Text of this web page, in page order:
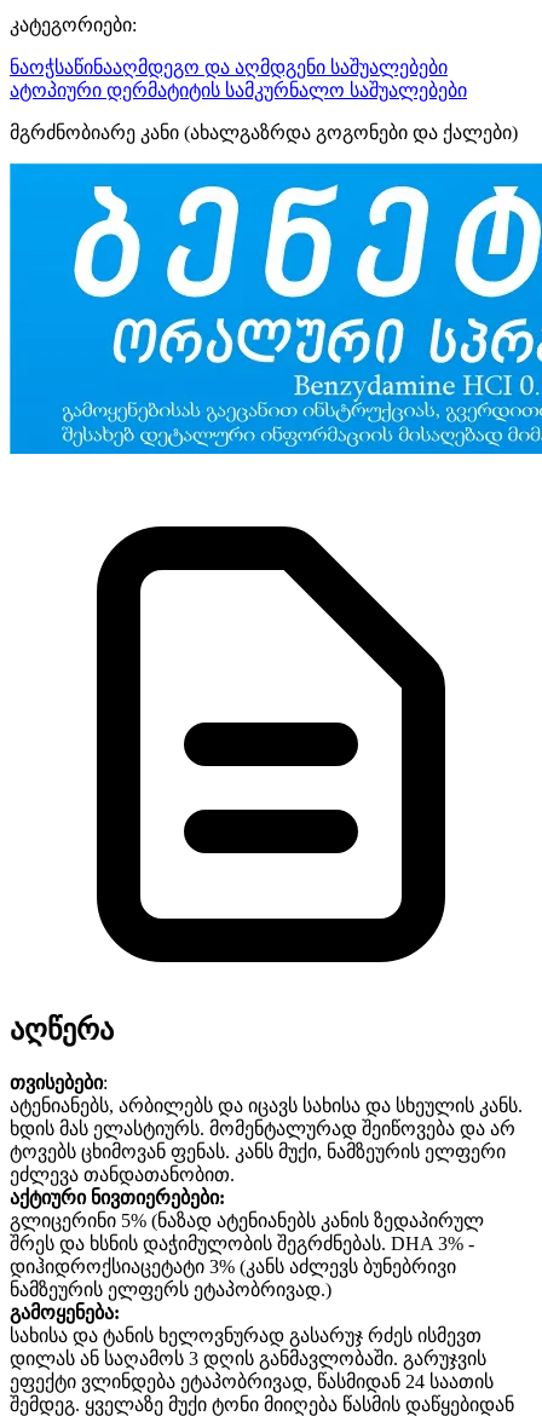
კატეგორიები:
ნაოჭსაწინააღმდეგო და აღმდგენი საშუალებები
ატოპიური დერმატიტის სამკურნალო საშუალებები
მგრძნობიარე კანი (ახალგაზრდა გოგონები და ქალები)
აღწერა
თვისებები:
ატენიანებს, არბილებს და იცავს სახისა და სხეულის კანს.
ხდის მას ელასტიურს. მომენტალურად შეიწოვება და არ
ტოვებს ცხიმოვან ფენას. კანს მუქი, ნამზეურის ელფერი
ეძლევა თანდათანობით.
აქტიური ნივთიერებები:
გლიცერინი 5% (ნაზად ატენიანებს კანის ზედაპირულ
შრეს და ხსნის დაჭიმულობის შეგრძნებას. DHA 3% -
დიჰიდროქსიაცეტატი 3% (კანს აძლევს ბუნებრივი
ნამზეურის ელფერს ეტაპობრივად.)
გამოყენება:
სახისა და ტანის ხელოვნურად გასარუჯ რძეს ისმევთ
დილას ან საღამოს 3 დღის განმავლობაში. გარუჯვის
ეფექტი ვლინდება ეტაპობრივად, წასმიდან 24 საათის
შემდეგ. ყველაზე მუქი ტონი მიიღება წასმის დაწყებიდან